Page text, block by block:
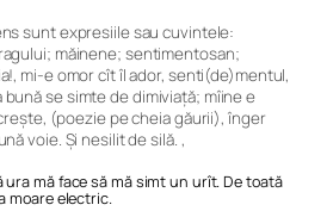
sunt expresiile sau cuvintele:
măinene; sentimentosan;
mi-e omor cît îl ador, senti(de)mentul,
se simte de dimiviață; mîine e
(poezie pe cheia găurii), înger
voie. Şi nesilit de silă. ,
ura mă face să mă simt un urît. De toată
moare electric.